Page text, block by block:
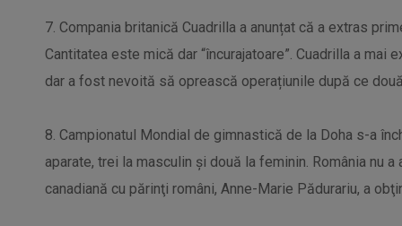
7. Compania britanică Cuadrilla a anunțat că a extras
Cantitatea este mică dar “încurajatoare”. Cuadrilla a
dar a fost nevoită să oprească operațiunile după ce
8. Campionatul Mondial de gimnastică de la Doha s-a
aparate, trei la masculin şi două la feminin. România nu
canadiană cu părinţi români, Anne-Marie Pădurariu, a